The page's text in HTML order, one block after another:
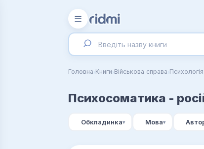
☰
Головна›Книги›Військова справа›Психологія
Психосоматика -
Обкладинка Мова